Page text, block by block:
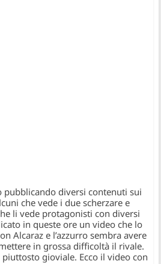
pubblicando diversi contenuti sui
che vede i due scherzare e
li vede protagonisti con diversi
in queste ore un video che lo
Alcaraz e l’azzurro sembra avere
in grossa difficoltà il rivale.
gioviale. Ecco il video con